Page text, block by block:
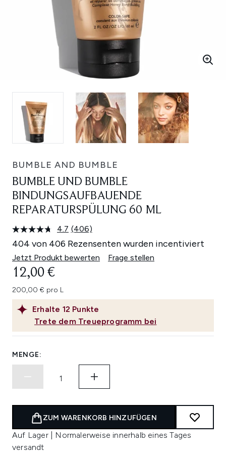
BUMBLE AND BUMBLE
BUMBLE UND BUMBLE
BINDUNGSAUFBAUENDE
REPARATURSPÜLUNG 60 ML
4.7 406
Bewertungen
lesen.
Link
(406)
404 von 406 Rezensenten wurden incentiviert
Jetzt Produkt bewerten Frage stellen
Erhalte 12 Punkte
Trete dem Treueprogramm bei
12,00 €
200,00 € pro L
MENGE:
ZUM WARENKORB HINZUFÜGEN
Auf Lager | Normalerweise innerhalb eines Tages
versandt